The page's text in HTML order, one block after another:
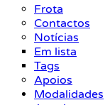
Frota
Contactos
Notícias
Em lista
Tags
Apoios
Modalidades